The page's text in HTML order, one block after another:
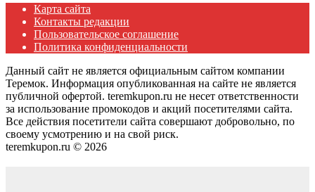
Карта сайта
Контакты редакции
Пользовательское соглашение
Политика конфиденциальности
Данный сайт не является официальным сайтом компании
Теремок. Информация опубликованная на сайте не является
публичной офертой. teremkupon.ru не несет ответственности
за использование промокодов и акций посетителями сайта.
Все действия посетители сайта совершают добровольно, по
своему усмотрению и на свой риск.
teremkupon.ru © 2026